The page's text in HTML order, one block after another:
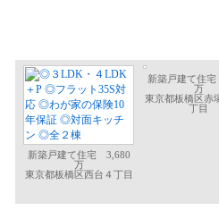
新築戸建て住宅 3,680
万
東京都板橋区西台４丁目
新築戸建て住
万
東京都板橋区赤
丁目